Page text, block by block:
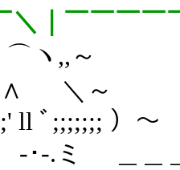
＼｜￣￣￣￣
,,～
～
;;;;;;; ）～
ミ ＿＿＿